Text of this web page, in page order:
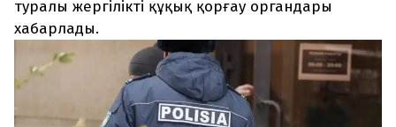
Заң және тәртіп
Редакциямен байланыс
+7 708 604 51 06
Жарнама бөлімі
+7 701 220 64 52
Пошта
zhasalash100@gmail.com
туралы жергілікті құқық қорғау органдары
хабарлады.